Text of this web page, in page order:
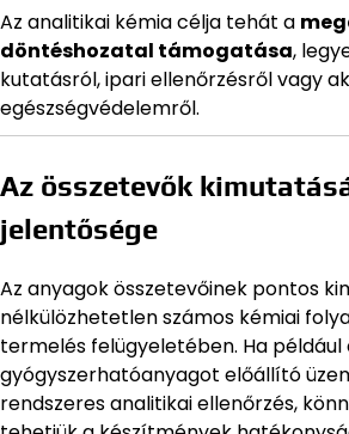
Az analitikai kémia célja tehát a
döntéshozatal támogatása,
kutatásról, ipari ellenőrzésről vagy
egészségvédelemről.
Az összetevők
jelentősége
Az anyagok összetevőinek pontos
nélkülözhetetlen számos kémiai
termelés felügyeletében. Ha például
gyógyszerhatóanyagot előállító
rendszeres analitikai ellenőrzés,